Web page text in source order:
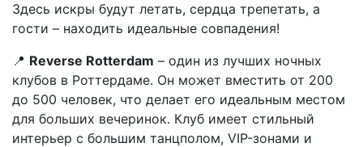
Здесь искры будут летать, сердца трепетать, а
гости – находить идеальные совпадения!
📍 Reverse Rotterdam – один из лучших ночных
клубов в Роттердаме. Он может вместить от 200
до 500 человек, что делает его идеальным местом
для больших вечеринок. Клуб имеет стильный
интерьер с большим танцполом, VIP-зонами и